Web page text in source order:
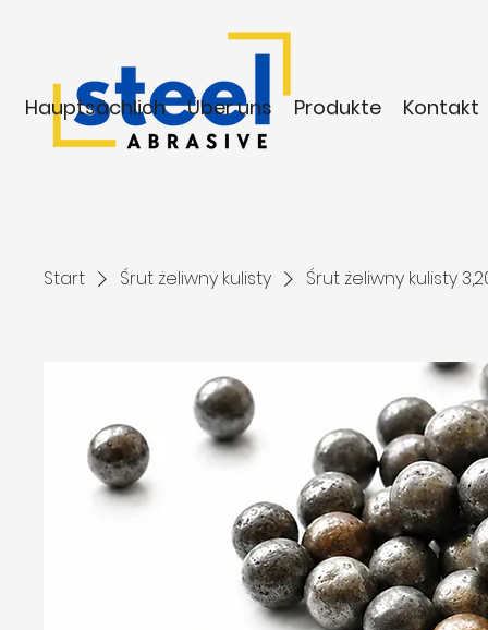
Hauptsächlich Über uns Produkte Kontakt
Start Śrut żeliwny kulisty Śrut żeliwny kulisty